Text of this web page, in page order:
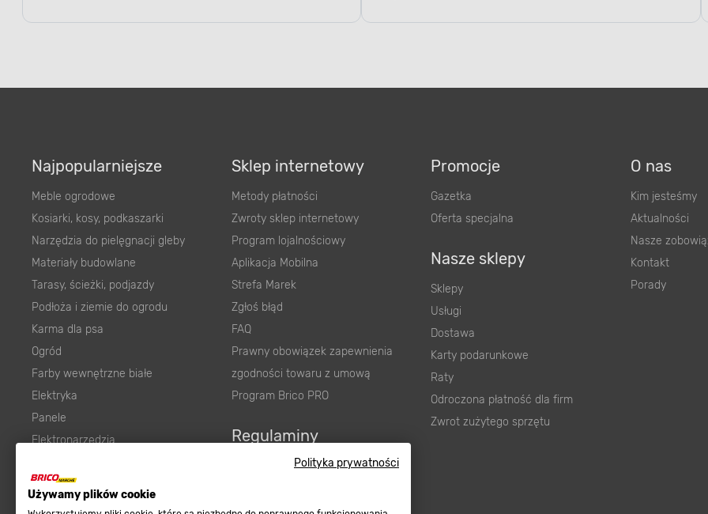
Polityka prywatności
Używamy plików cookie
Najpopularniejsze
Meble ogrodowe
Kosiarki, kosy, podkaszarki
Narzędzia do pielęgnacji gleby
Materiały budowlane
Tarasy, ścieżki, podjazdy
Podłoża i ziemie do ogrodu
Karma dla psa
Ogród
Farby wewnętrzne białe
Elektryka
Panele
Elektronarzędzia
Panele podłogowe
Sklep internetowy
Metody płatności
Zwroty sklep internetowy
Program lojalnościowy
Aplikacja Mobilna
Strefa Marek
Zgłoś błąd
FAQ
Prawny obowiązek zapewnienia
zgodności towaru z umową
Program Brico PRO
Regulaminy
Promocje
Gazetka
Oferta specjalna
Nasze sklepy
Sklepy
Usługi
Dostawa
Karty podarunkowe
Raty
Odroczona płatność dla firm
Zwrot zużytego sprzętu
O nas
Kim jesteśmy
Aktualności
Nasze
Kontakt
Porady